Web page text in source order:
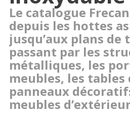
Le catalogue
depuis les hottes
jusqu’aux plans de
passant par les
métalliques, les
meubles, les tables
panneaux
meubles